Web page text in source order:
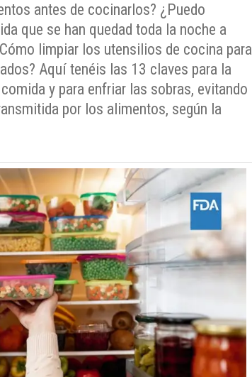
antes de cocinarlos? ¿Puedo
que se han quedad toda la noche a
limpiar los utensilios de cocina para
Aquí tenéis las 13 claves para la
y para enfriar las sobras, evitando
por los alimentos, según la